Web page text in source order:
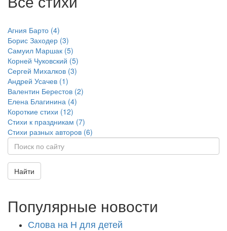
Агния Барто (4)
Борис Заходер (3)
Самуил Маршак (5)
Корней Чуковский (5)
Сергей Михалков (3)
Андрей Усачев (1)
Валентин Берестов (2)
Елена Благинина (4)
Короткие стихи (12)
Стихи к праздникам (7)
Стихи разных авторов (6)
Найти
Популярные новости
Слова на Н для детей